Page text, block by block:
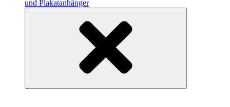
und Plakatanhänger